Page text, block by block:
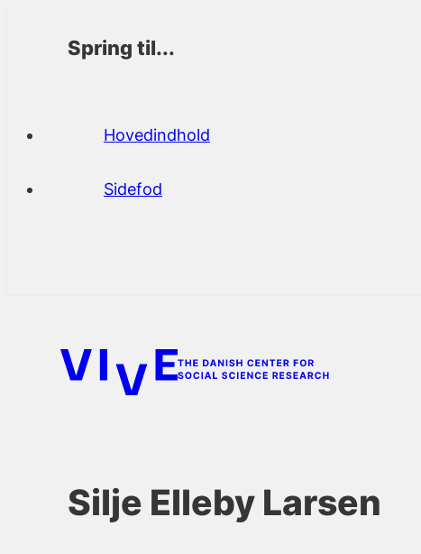
Spring til...
Hovedindhold
Sidefod
Silje Elleby Larsen